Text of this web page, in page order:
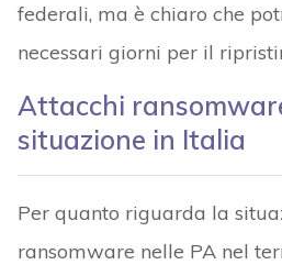
federali, ma è chiaro che
necessari giorni per il
Attacchi
situazione in Italia
Per quanto riguarda la
ransomware nelle PA nel